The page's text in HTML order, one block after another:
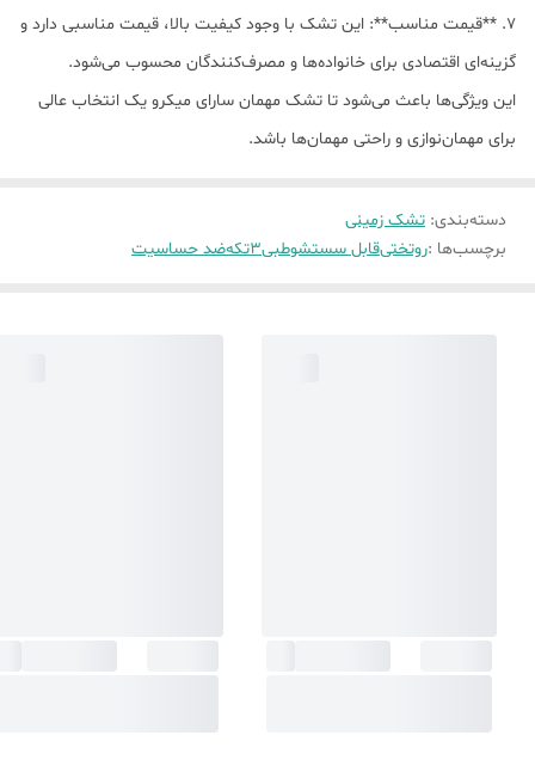
7. **قیمت مناسب**: این تشک با وجود کیفیت بالا، قیمت مناسبی دارد و
گزینه‌ای اقتصادی برای خانواده‌ها و مصرف‌کنندگان محسوب می‌شود.
این ویژگی‌ها باعث می‌شود تا تشک مهمان سارای میکرو یک انتخاب عالی
برای مهمان‌نوازی و راحتی مهمان‌ها باشد.
دسته‌بندی: تشک زمینی
برچسب‌ها :روتختیقابل سستشوطبی3تکه ضد حساسیت